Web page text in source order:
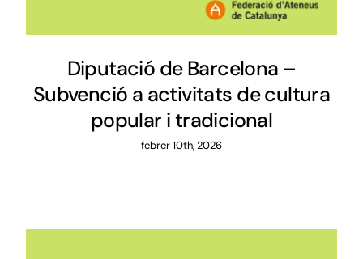
Diputació de Barcelona –
Subvenció a activitats de cultura
popular i tradicional
febrer 10th, 2026